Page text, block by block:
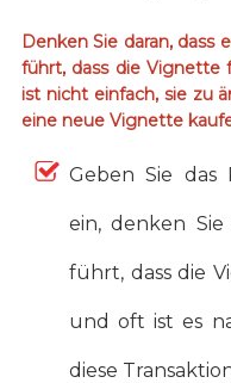
Denken Sie daran, dass
führt, dass die Vignette
ist nicht einfach, sie zu
eine neue Vignette
Geben Sie das
ein, denken
führt, dass die
und oft ist es
diese